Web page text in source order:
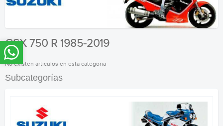
GSX 750 R 1985-2019
No existen articulos en esta categoria
Subcategorías